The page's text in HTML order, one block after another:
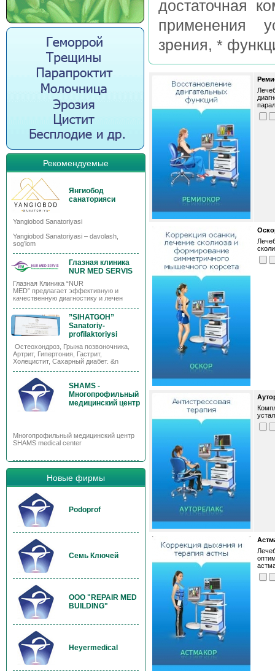
Рекомендуемые
Янгиобод
санаторияси
Yangiobod Sanatoriyasi
Yangiobod Sanatoriyasi – davolash,
sog’lom
Глазная клиника
NUR MED SERVIS
Глазная Клиника “NUR
MED” предлагает эффективную и
качественную диагностику и лечен
”SIHATGOH”
Sanatoriy-
profilaktoriysi
Остеохондроз, Грыжа позвоночника,
Артрит, Гипертония, Гастрит,
Холецистит, Сахарный диабет. &n
SHAMS -
Многопрофильный
медицинский центр
Многопрофильный медицинский центр
SHAMS medical center
Новые фирмы
Podoprof
Семь Ключей
OOO "REPAIR MED
BUILDING"
Heyermedical
достаточная
применения
зрения, *